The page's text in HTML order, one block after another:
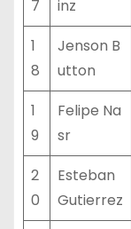
7
inz
1
8
Jenson B
utton
1
9
Felipe Na
sr
2
0
Esteban
Gutierrez